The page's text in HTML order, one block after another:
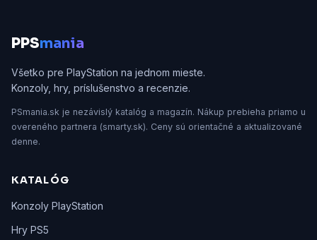
PPSmania
Všetko pre PlayStation na jednom mieste.
Konzoly, hry, príslušenstvo a recenzie.
PSmania.sk je nezávislý katalóg a magazín. Nákup prebieha priamo u
overeného partnera (smarty.sk). Ceny sú orientačné a aktualizované
denne.
KATALÓG
Konzoly PlayStation
Hry PS5